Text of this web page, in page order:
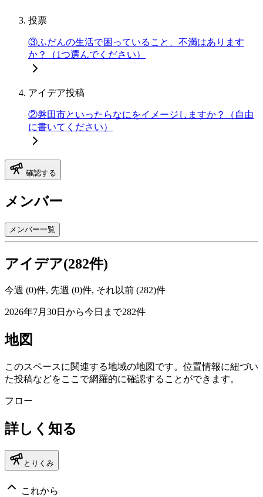
投票
③ふだんの生活で困っていること、不満はあります
か？（1つ選んでください）
アイデア投稿
②磐田市といったらなにをイメージしますか？（自由
に書いてください）
確認する
メンバー
メンバー一覧
アイデア(282件)
今週 (0)件, 先週 (0)件, それ以前 (282)件
2026年7月30日から今日まで282件
地図
このスペースに関連する地域の地図です。位置情報に紐づい
た投稿などをここで網羅的に確認することができます。
フロー
詳しく知る
とりくみ
これから